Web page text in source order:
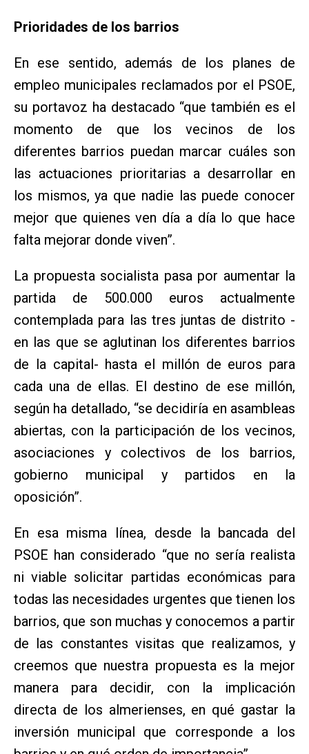
Prioridades de los barrios
En ese sentido, además de los planes de
empleo municipales reclamados por el PSOE,
su portavoz ha destacado “que también es el
momento de que los vecinos de los
diferentes barrios puedan marcar cuáles son
las actuaciones prioritarias a desarrollar en
los mismos, ya que nadie las puede conocer
mejor que quienes ven día a día lo que hace
falta mejorar donde viven”.
La propuesta socialista pasa por aumentar la
partida de 500.000 euros actualmente
contemplada para las tres juntas de distrito -
en las que se aglutinan los diferentes barrios
de la capital- hasta el millón de euros para
cada una de ellas. El destino de ese millón,
según ha detallado, “se decidiría en asambleas
abiertas, con la participación de los vecinos,
asociaciones y colectivos de los barrios,
gobierno municipal y partidos en la
oposición”.
En esa misma línea, desde la bancada del
PSOE han considerado “que no sería realista
ni viable solicitar partidas económicas para
todas las necesidades urgentes que tienen los
barrios, que son muchas y conocemos a partir
de las constantes visitas que realizamos, y
creemos que nuestra propuesta es la mejor
manera para decidir, con la implicación
directa de los almerienses, en qué gastar la
inversión municipal que corresponde a los